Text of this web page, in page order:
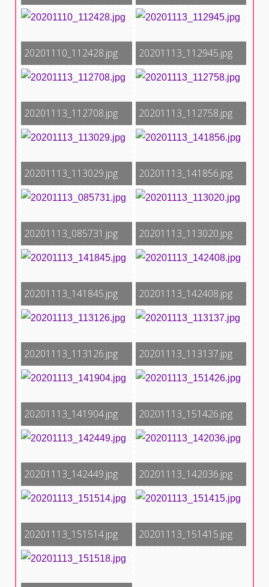
20201110_112428.jpg 20201113_112945.jpg
20201113_112708.jpg 20201113_112758.jpg
20201113_113029.jpg 20201113_141856.jpg
20201113_085731.jpg 20201113_113020.jpg
20201113_141845.jpg 20201113_142408.jpg
20201113_113126.jpg 20201113_113137.jpg
20201113_141904.jpg 20201113_151426.jpg
20201113_142449.jpg 20201113_142036.jpg
20201113_151514.jpg 20201113_151415.jpg